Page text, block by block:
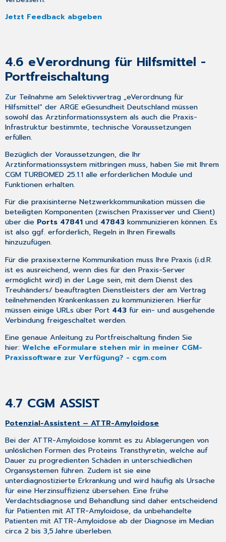
Jetzt Feedback abgeben
4.6 eVerordnung für Hilfsmittel -
Portfreischaltung
Zur Teilnahme am Selektivvertrag „eVerordnung für
Hilfsmittel“ der ARGE eGesundheit Deutschland müssen
sowohl das Arztinformationssystem als auch die Praxis-
Infrastruktur bestimmte, technische Voraussetzungen
erfüllen.
Bezüglich der Voraussetzungen, die Ihr
Arztinformationssystem mitbringen muss, haben Sie mit Ihrem
CGM TURBOMED 25.1.1 alle erforderlichen Module und
Funktionen erhalten.
Für die praxisinterne Netzwerkkommunikation müssen die
beteiligten Komponenten (zwischen Praxisserver und Client)
über die Ports 47841 und 47843 kommunizieren können. Es
ist also ggf. erforderlich, Regeln in Ihren Firewalls
hinzuzufügen.
Für die praxisexterne Kommunikation muss Ihre Praxis (i.d.R.
ist es ausreichend, wenn dies für den Praxis-Server
ermöglicht wird) in der Lage sein, mit dem Dienst des
Treuhänders/ beauftragten Dienstleisters der am Vertrag
teilnehmenden Krankenkassen zu kommunizieren. Hierfür
müssen einige URLs über Port 443 für ein- und ausgehende
Verbindung freigeschaltet werden.
Eine genaue Anleitung zu Portfreischaltung finden Sie
hier:Welche eFormulare stehen mir in meiner CGM-
Praxissoftware zur Verfügung? - cgm.com
4.7 CGM ASSIST
Potenzial-Assistent – ATTR-Amyloidose
Bei der ATTR-Amyloidose kommt es zu Ablagerungen von
unlöslichen Formen des Proteins Transthyretin, welche auf
Dauer zu progredienten Schäden in unterschiedlichen
Organsystemen führen. Zudem ist sie eine
unterdiagnostizierte Erkrankung und wird häufig als Ursache
für eine Herzinsuffizienz übersehen. Eine frühe
Verdachtsdiagnose und Behandlung sind daher entscheidend
für Patienten mit ATTR-Amyloidose, da unbehandelte
Patienten mit ATTR-Amyloidose ab der Diagnose im Median
circa 2 bis 3,5 Jahre überleben.